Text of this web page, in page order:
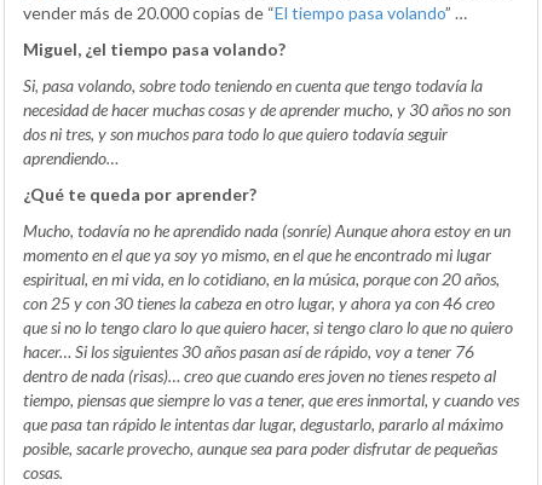
vender más de 20.000 copias de “El tiempo pasa volando” …
Miguel, ¿el tiempo pasa volando?
Si, pasa volando, sobre todo teniendo en cuenta que tengo todavía la
necesidad de hacer muchas cosas y de aprender mucho, y 30 años no son
dos ni tres, y son muchos para todo lo que quiero todavía seguir
aprendiendo…
¿Qué te queda por aprender?
Mucho, todavía no he aprendido nada (sonríe) Aunque ahora estoy en un
momento en el que ya soy yo mismo, en el que he encontrado mi lugar
espiritual, en mi vida, en lo cotidiano, en la música, porque con 20 años,
con 25 y con 30 tienes la cabeza en otro lugar, y ahora ya con 46 creo
que si no lo tengo claro lo que quiero hacer, si tengo claro lo que no quiero
hacer… Si los siguientes 30 años pasan así de rápido, voy a tener 76
dentro de nada (risas)… creo que cuando eres joven no tienes respeto al
tiempo, piensas que siempre lo vas a tener, que eres inmortal, y cuando ves
que pasa tan rápido le intentas dar lugar, degustarlo, pararlo al máximo
posible, sacarle provecho, aunque sea para poder disfrutar de pequeñas
cosas.